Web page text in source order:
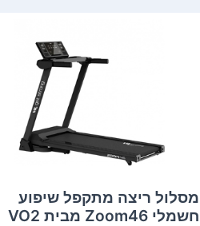
מסלול ריצה מתקפל שיפוע
חשמלי Zoom46 מבית VO2